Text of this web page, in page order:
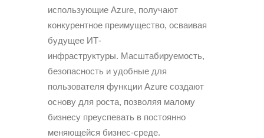
использующие Azure, получают
конкурентное преимущество, осваивая
будущее ИТ-
инфраструктуры. Масштабируемость,
безопасность и удобные для
пользователя функции Azure создают
основу для роста, позволяя малому
бизнесу преуспевать в постоянно
меняющейся бизнес-среде.